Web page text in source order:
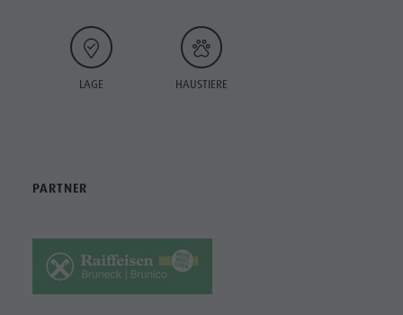
LAGE HAUSTIERE
PARTNER